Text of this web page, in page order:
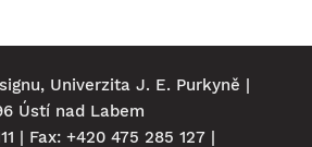
Univerzita J. E. Purkyně |
Ústí nad Labem
| Fax: +420 475 285 127 |